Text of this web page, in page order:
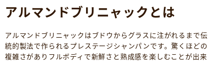
アルマンドブリニャックとは
アルマンドブリニャックはブドウからグラスに注がれるまで伝
統的製法で作られるプレステージシャンパンです。驚くほどの
複雑さがありフルボディで新鮮さと熟成感を楽しむことが出来